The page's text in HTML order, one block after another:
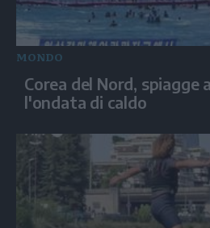
MONDO
Corea del Nord,
l'ondata di caldo